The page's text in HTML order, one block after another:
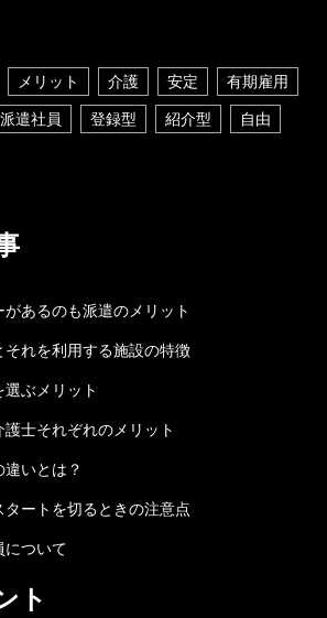
メリット 介護 安定
有期雇用
派遣社員 登録型 紹介型
自由
あるのも派遣のメリット
れを利用する施設の特徴
ぶメリット
士それぞれのメリット
いとは？
ートを切るときの注意点
ついて
ト